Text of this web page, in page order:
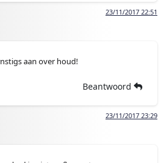
23/11/2017 22:51
aan over houd!
Beantwoord
23/11/2017 23:29